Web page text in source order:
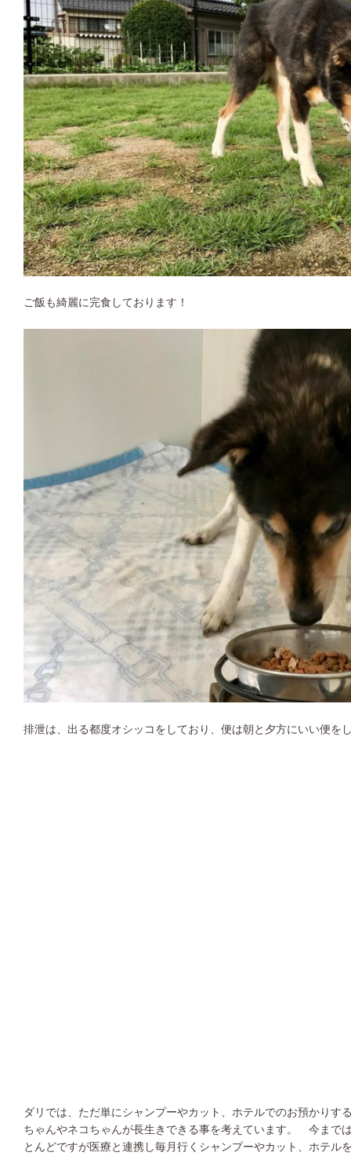
ご飯も綺麗に完食しております！
排泄は、出る都度オシッコをしており、便は朝と夕方にいい便を
ダリでは、ただ単にシャンプーやカット、ホテルでのお預かりす
ちゃんやネコちゃんが長生きできる事を考えています。 今まで
とんどですが医療と連携し毎月行くシャンプーやカット、ホテル